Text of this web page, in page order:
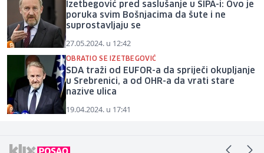
Izetbegović pred saslušanje u SIPA-i: Ovo je
poruka svim Bošnjacima da šute i ne
suprostavljaju se
27.05.2024. u 12:42
OBRATIO SE IZETBEGOVIĆ
SDA traži od EUFOR-a da spriječi okupljanje
u Srebrenici, a od OHR-a da vrati stare
nazive ulica
19.04.2024. u 17:41